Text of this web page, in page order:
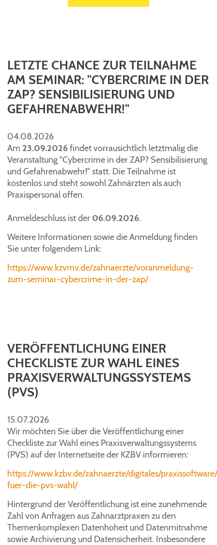
LETZTE CHANCE ZUR TEILNAHME
AM SEMINAR: "CYBERCRIME IN DER
ZAP? SENSIBILISIERUNG UND
GEFAHRENABWEHR!"
04.08.2026
Am 23.09.2026findet vorrausichtlich letztmalig die
Veranstaltung "Cybercrime in der ZAP? Sensibilisierung
und Gefahrenabwehr!" statt. Die Teilnahme ist
kostenlos und steht sowohl Zahnärzten als auch
Praxispersonal offen.
Anmeldeschluss ist der 06.09.2026.
Weitere Informationen sowie die Anmeldung finden
Sie unter folgendem Link:
https://www.kzvmv.de/zahnaerzte/voranmeldung-
zum-seminar-cybercrime-in-der-zap/
VERÖFFENTLICHUNG EINER
CHECKLISTE ZUR WAHL EINES
PRAXISVERWALTUNGSSYSTEMS
(PVS)
15.07.2026
Wir möchten Sie über die Veröffentlichung einer
Checkliste zur Wahl eines Praxisverwaltungssystems
(PVS) auf der Internetseite der KZBV informieren:
https://www.kzbv.de/zahnaerzte/digitales/
fuer-die-pvs-wahl/
Hintergrund der Veröffentlichung ist eine zunehmende
Zahl von Anfragen aus Zahnarztpraxen zu den
Themenkomplexen Datenhoheit und Datenmitnahme
sowie Archivierung und Datensicherheit. Insbesondere